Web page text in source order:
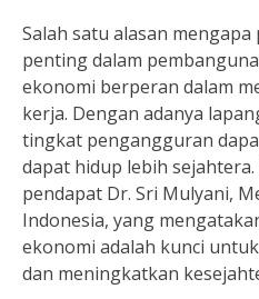
Salah satu alasan
penting dalam
ekonomi berperan dalam
kerja. Dengan adanya
tingkat pengangguran
dapat hidup lebih
pendapat Dr. Sri Mulyani,
Indonesia, yang
ekonomi adalah kunci
dan meningkatkan